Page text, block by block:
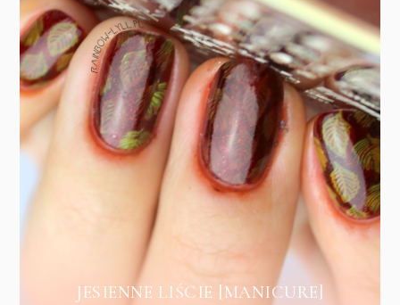
JESIENNE LIŚCIE [MANICURE]